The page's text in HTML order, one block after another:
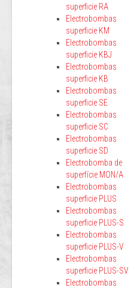
superficie RA
Electrobombas
superficie KM
Electrobombas
superficie KBJ
Electrobombas
superficie KB
Electrobombas
superficie SE
Electrobombas
superficie SC
Electrobombas
superficie SD
Electrobomba de
superfície MON/A
Electrobombas
superficie PLUS
Electrobombas
superficie PLUS-S
Electrobombas
superficie PLUS-V
Electrobombas
superficie PLUS-SV
Electrobombas